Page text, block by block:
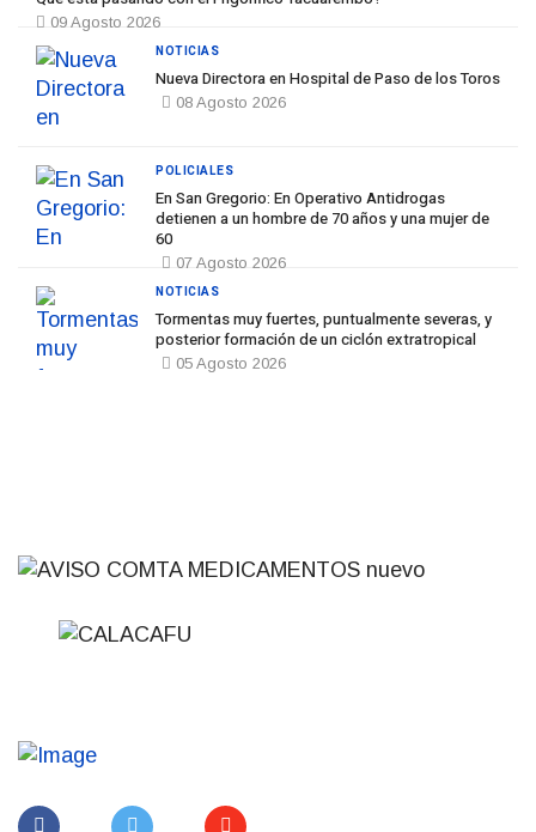
09 Agosto 2026
Nueva Directora en Hospital de Paso de los Toros
08 Agosto 2026
NOTICIAS
En San Gregorio: En Operativo Antidrogas
detienen a un hombre de 70 años y una mujer de
60
07 Agosto 2026
POLICIALES
Tormentas muy fuertes, puntualmente severas, y
posterior formación de un ciclón extratropical
05 Agosto 2026
NOTICIAS